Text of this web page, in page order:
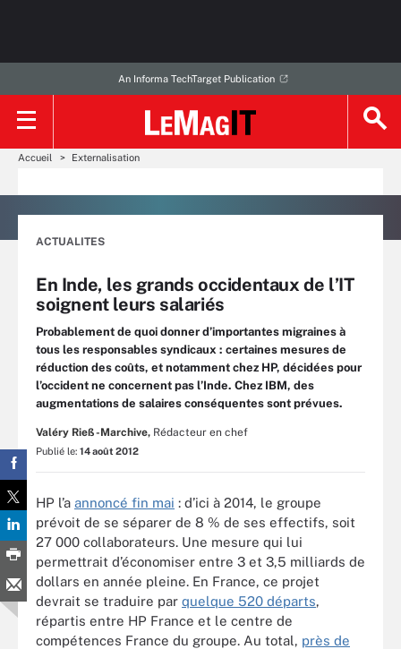
An Informa TechTarget Publication
Accueil Externalisation
ACTUALITES
En Inde, les grands occidentaux de l’IT
soignent leurs salariés
Probablement de quoi donner d’importantes migraines à
tous les responsables syndicaux : certaines mesures de
réduction des coûts, et notamment chez HP, décidées pour
l’occident ne concernent pas l’Inde. Chez IBM, des
augmentations de salaires conséquentes sont prévues.
Valéry Rieß-Marchive, Rédacteur en chef
Publié le: 14 août 2012
HP l’a annoncé fin mai : d’ici à 2014, le groupe
prévoit de se séparer de 8 % de ses effectifs, soit
27 000 collaborateurs. Une mesure qui lui
permettrait d’économiser entre 3 et 3,5 milliards de
dollars en année pleine. En France, ce projet
devrait se traduire par quelque 520 départs,
répartis entre HP France et le centre de
compétences France du groupe. Au total, près de